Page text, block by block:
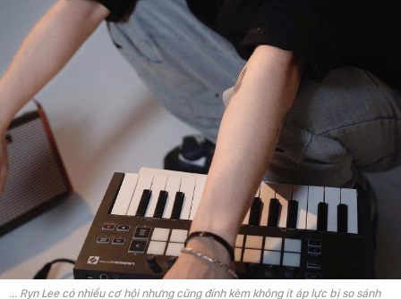
... Ryn Lee có nhiều cơ hội nhưng cũng đính kèm không ít áp lực bị so sánh